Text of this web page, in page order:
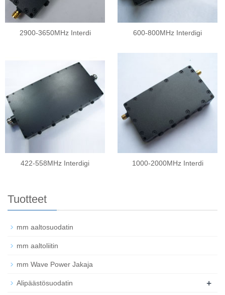
2900-3650MHz Interdi 600-800MHz Interdigi
422-558MHz Interdigi 1000-2000MHz Interdi
Tuotteet
mm aaltosuodatin
mm aaltoliitin
mm Wave Power Jakaja
Alipäästösuodatin +